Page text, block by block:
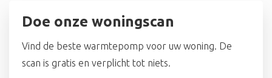
Doe onze woningscan
Vind de beste warmtepomp voor uw woning. De
scan is gratis en verplicht tot niets.